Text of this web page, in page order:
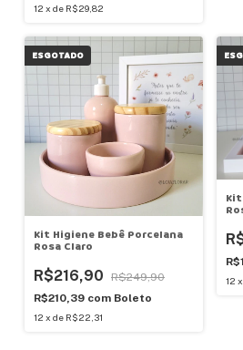
12 x de R$29,82
ESGOTADO
Kit Higiene Bebê Porcelana
Rosa Claro
R$216,90
R$249,90
R$210,39 com Boleto
12 x de R$22,31
12